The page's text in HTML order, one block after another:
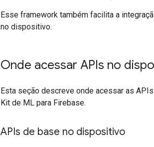
Esse framework também facilita a
no dispositivo.
Onde acessar APIs no
Esta seção descreve onde acessar as
Kit de ML para Firebase.
APIs de base no dispositivo